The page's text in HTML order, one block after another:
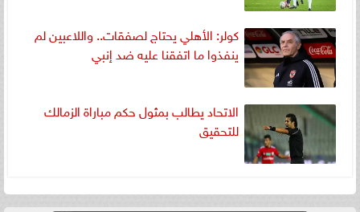
كولر: الأهلي يحتاج لصفقات.. واللاعبين لم
ينفذوا ما اتفقنا عليه ضد إنبي
الاتحاد يطالب بمثول حكم مباراة الزمالك
للتحقيق